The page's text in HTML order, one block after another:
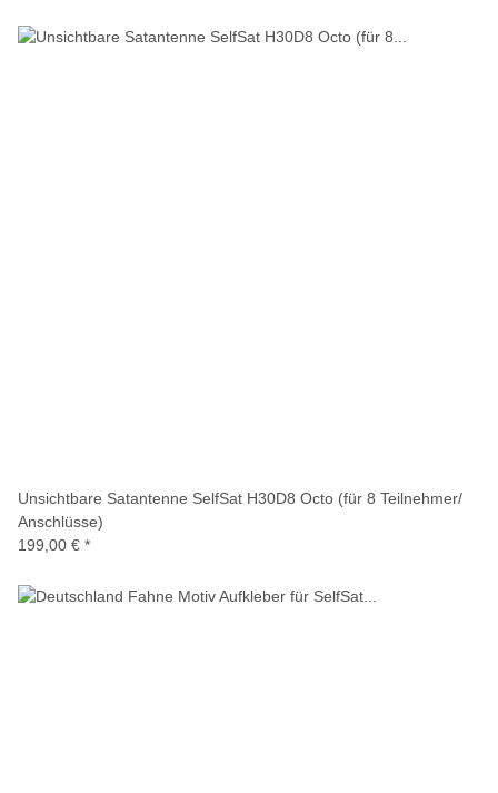
Unsichtbare Satantenne SelfSat H30D8 Octo (für 8 Teilnehmer/
Anschlüsse)
199,00 € *